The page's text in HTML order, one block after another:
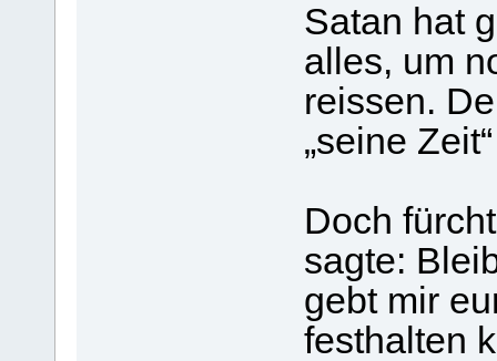
Satan hat
alles, um
reissen.
„seine
Doch
sagte:
gebt mir
festhalten